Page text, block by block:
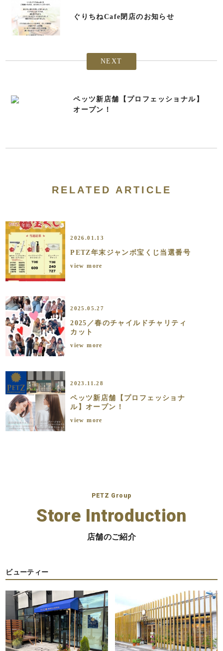
ぐりちねCafe閉店のお知らせ
NEXT
ペッツ新店舗【プロフェッショナル】
オープン！
RELATED ARTICLE
2026.01.13
PETZ年末ジャンボ宝くじ当選番号
view more
2025.05.27
2025／春のチャイルドチャリティ
カット
view more
2023.11.28
ペッツ新店舗【プロフェッショナ
ル】オープン！
view more
PETZ Group
Store Introduction
店舗のご紹介
ビューティー